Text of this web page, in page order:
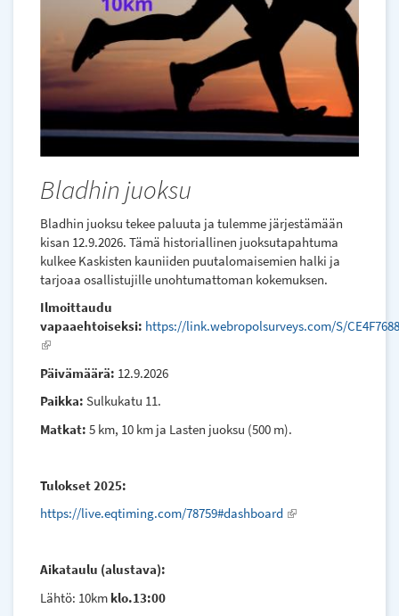
Bladhin juoksu
Bladhin juoksu tekee paluuta ja tulemme järjestämään
kisan 12.9.2026. Tämä historiallinen juoksutapahtuma
kulkee Kaskisten kauniiden puutalomaisemien halki ja
tarjoaa osallistujille unohtumattoman kokemuksen.
Ilmoittaudu
vapaaehtoiseksi: https://link.webropolsurveys.com/S/
(link
external)
Päivämäärä: 12.9.2026
Paikka: Sulkukatu 11.
Matkat: 5 km, 10 km ja Lasten juoksu (500 m).
Tulokset 2025:
https://live.eqtiming.com/78759#dashboard (link
Aikataulu (alustava):
Lähtö: 10km klo.13:00